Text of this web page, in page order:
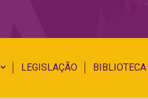
LEGISLAÇÃO BIBLIOTECA